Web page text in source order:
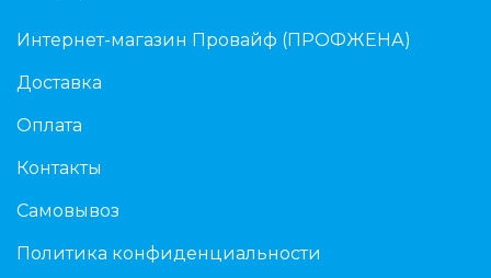
Интернет-магазин Провайф (ПРОФЖЕНА)
Доставка
Оплата
Контакты
Самовывоз
Политика конфиденциальности